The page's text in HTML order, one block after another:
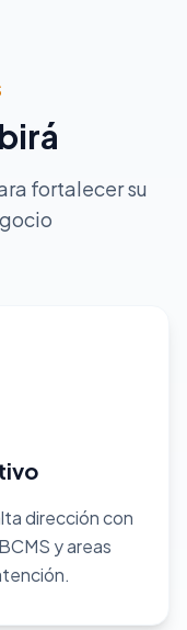
fortalecer su
dirección con
y areas